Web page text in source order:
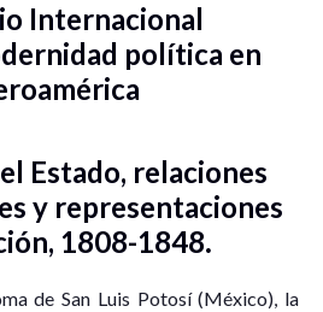
Internacional
política en
Estado, relaciones
y representaciones
1808-1848.
de San Luis Potosí (México), la